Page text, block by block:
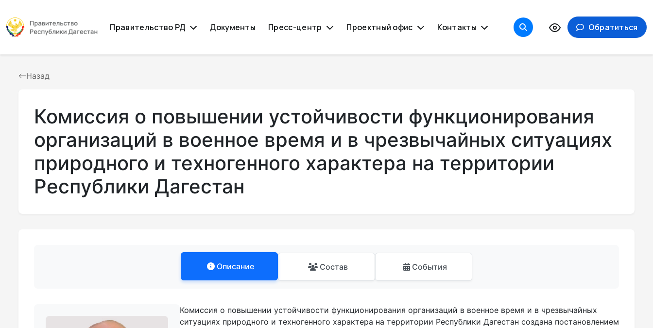
Правительство РД Документы Пресс-центр Проектный офис Контакты Обратиться
Назад
Комиссия о повышении устойчивости функционирования
организаций в военное время и в чрезвычайных ситуациях
природного и техногенного характера на территории
Республики Дагестан
Описание Состав События
Комиссия о повышении устойчивости функционирования организаций в военное время и в чрезвычайных
ситуациях природного и техногенного характера на территории Республики Дагестан создана постановлением